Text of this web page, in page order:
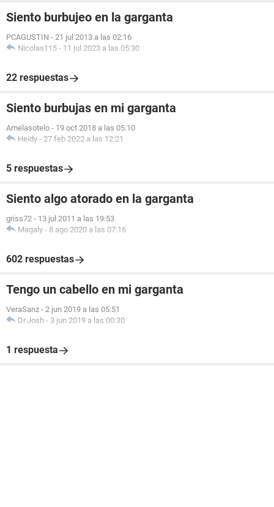
Siento burbujeo en la garganta
PCAGUSTIN - 21 jul 2013 a las 02:16
Nicolas115 - 11 jul 2023 a las 05:30
22 respuestas
Siento burbujas en mi garganta
Amelasotelo - 19 oct 2018 a las 05:10
Heidy - 27 feb 2022 a las 12:21
5 respuestas
Siento algo atorado en la garganta
griss72 - 13 jul 2011 a las 19:53
Magaly - 8 ago 2020 a las 07:16
602 respuestas
Tengo un cabello en mi garganta
VeraSanz - 2 jun 2019 a las 05:51
Dr.Josh - 3 jun 2019 a las 00:30
1 respuesta